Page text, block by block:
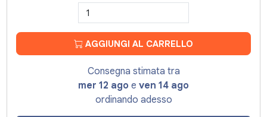
AGGIUNGI AL CARRELLO
Consegna stimata tra
mer 12 ago e ven 14 ago
ordinando adesso